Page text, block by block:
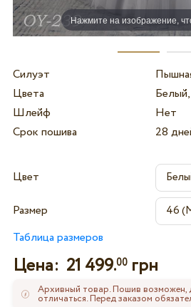
Нажмите на изображение,
Силуэт
Цвета
Шлейф
Нет
Срок пошива
28
Цвет
Размер
Таблица размеров
Цена: 21 499.00грн
Архивный товар. Пошив возможен,
отличаться. Перед заказом